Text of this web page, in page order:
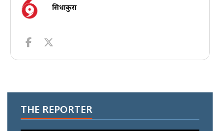
सिधाकुरा
THE REPORTER